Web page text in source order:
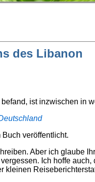
des Libanon
ist inzwischen in
veröffentlicht.
Aber ich glaube
Ich hoffe
kleinen